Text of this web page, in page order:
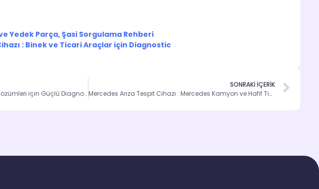
Yedek Parça, Şasi Sorgulama Rehberi
: Binek ve Ticari Araçlar için Diagnostic
Linde Forkliftler: Depo ve Lojistik Çözümleri için Güçlü Diagnostic Sistemleri
SONRAKİ İÇERİK
Mercedes Arıza Tespit Cihazı : Mercedes Kamyon ve Hafif Ticari Araçlarda Diagnostic Çözümleri